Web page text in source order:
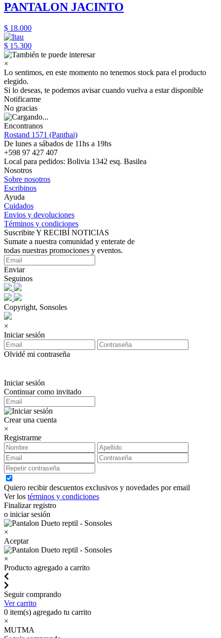
PANTALON JACINTO
$ 18.000
$ 15.300
×
Lo sentimos, en este momento no tenemos stock para el producto
elegido.
Si lo deseas, te podemos avisar cuando vuelva a estar disponible
Notificarme
No gracias
Encontranos
Rostand 1571 (Panthai)
De lunes a sábados de 11hs a 19hs
+598 97 427 407
Local para pedidos: Bolivia 1342 esq. Basilea
Nosotros
Sobre nosotros
Escribinos
Ayuda
Cuidados
Envios y devoluciones
Términos y condiciones
Suscribite Y RECIBÍ NOTICIAS
Sumate a nuestra comunidad y enterate de
todas nuestras promociones y eventos.
Enviar
Seguinos
Copyright, Sonsoles
×
Iniciar sesión
Olvidé mi contraseña
Iniciar sesión
Continuar como invitado
Crear una cuenta
×
Registrarme
Quiero recibir descuentos exclusivos y novedades por email
Ver los términos y condiciones
Finalizar registro
o iniciar sesión
×
Aceptar
×
Producto agregado a carrito
Seguir comprando
Ver carrito
0 item(s) agregado tu carrito
×
MUTMA